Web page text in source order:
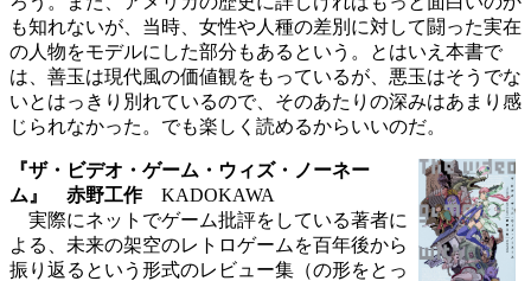
も知れないが、当時、女性や人種の差別に対して闘った実在
の人物をモデルにした部分もあるという。とはいえ本書で
は、善玉は現代風の価値観をもっているが、悪玉はそうでな
いとはっきり別れているので、そのあたりの深みはあまり感
じられなかった。でも楽しく読めるからいいのだ。
『ザ・ビデオ・ゲーム・ウィズ・ノーネー
ム』 赤野工作KADOKAWA
実際にネットでゲーム批評をしている著者に
よる、未来の架空のレトロゲームを百年後から
振り返るという形式のレビュー集（の形をとっ